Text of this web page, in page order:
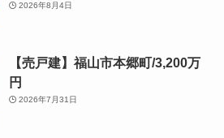
2026年8月4日
【売戸建】福山市本郷町/3,200万
円
2026年7月31日